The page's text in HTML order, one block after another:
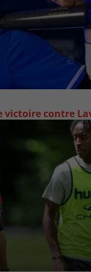
victoire contre